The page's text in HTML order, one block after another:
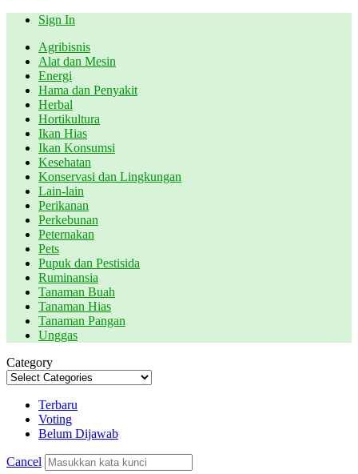
Sign In
Agribisnis
Alat dan Mesin
Energi
Hama dan Penyakit
Herbal
Hortikultura
Ikan Hias
Ikan Konsumsi
Kesehatan
Konservasi dan Lingkungan
Lain-lain
Perikanan
Perkebunan
Peternakan
Pets
Pupuk dan Pestisida
Ruminansia
Tanaman Buah
Tanaman Hias
Tanaman Pangan
Unggas
Category
Terbaru
Voting
Belum Dijawab
Cancel